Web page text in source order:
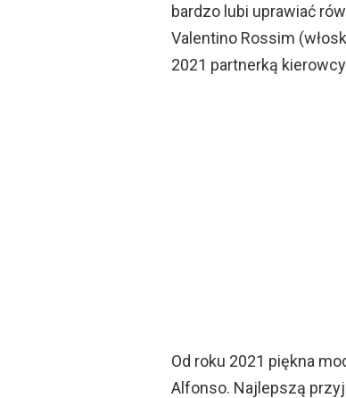
bardzo lubi uprawiać
Valentino Rossim
2021 partnerką
Od roku 2021 piękna
Alfonso. Najlepszą